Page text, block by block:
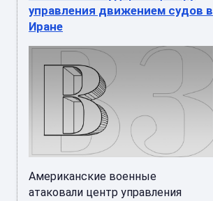
управления движением судов в
Иране
Американские военные
атаковали центр управления